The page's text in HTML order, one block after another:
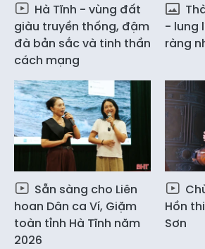
Hà Tĩnh - vùng đất
giàu truyền thống, đậm
đà bản sắc và tinh thần
cách mạng
- lung
ràng
Sẵn sàng cho Liên
hoan Dân ca Ví, Giặm
toàn tỉnh Hà Tĩnh năm
2026
Hồn
Sơn